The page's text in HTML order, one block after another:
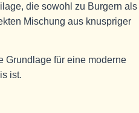
die sowohl zu Burgern als
Mischung aus knuspriger
Grundlage für eine moderne
ist.